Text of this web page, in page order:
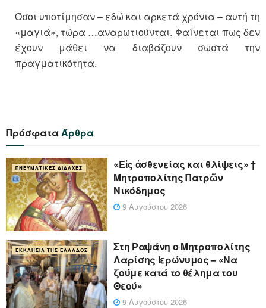
Όσοι υποτίμησαν – εδώ και αρκετά χρόνια – αυτή τη
«μαγιά», τώρα …αναρωτιούνται. Φαίνεται πως δεν
έχουν μάθει να διαβάζουν σωστά την
πραγματικότητα.
ΠρόσφαταΆρθρα
ΠΝΕΥΜΑΤΙΚΈΣ ΔΙΔΑΧΈΣ
«Eἰς ἀσθενείας και θλίψεις» †
Μητροπολίτης Πατρῶν
Νικόδημος
9 Αυγούστου 2026
ΕΚΚΛΗΣΊΑ ΤΗΣ ΕΛΛΆΔΟΣ
Στη Ραψάνη ο Μητροπολίτης
Λαρίσης Ιερώνυμος – «Να
ζούμε κατά το θέλημα του
Θεού»
9 Αυγούστου 2026